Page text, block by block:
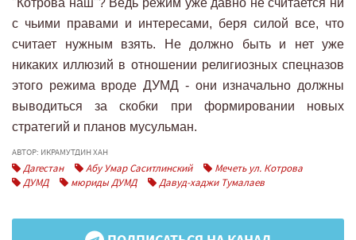
"Котрова наш"? Ведь режим уже давно не считается ни
с чьими правами и интересами, беря силой все, что
считает нужным взять. Не должно быть и нет уже
никаких иллюзий в отношении религиозных спецназов
этого режима вроде ДУМД - они изначально должны
выводиться за скобки при формировании новых
стратегий и планов мусульман.
АВТОР: ИКРАМУТДИН ХАН
Дагестан Абу Умар Саситлинский
Мечеть ул. Котрова
ДУМД
мюриды ДУМД Давуд-хаджи Тумалаев